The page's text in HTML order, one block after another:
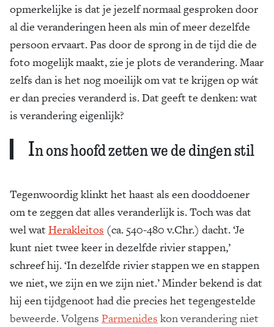
opmerkelijke is dat je jezelf normaal gesproken door
al die veranderingen heen als min of meer dezelfde
persoon ervaart. Pas door de sprong in de tijd die de
foto mogelijk maakt, zie je plots de verandering. Maar
zelfs dan is het nog moeilijk om vat te krijgen op wát
er dan precies veranderd is. Dat geeft te denken: wat
is verandering eigenlijk?
In ons hoofd zetten we de dingen stil
Tegenwoordig klinkt het haast als een dooddoener
om te zeggen dat alles veranderlijk is. Toch was dat
wel wat Hera­kleitos (ca. 540-480 v.Chr.) dacht. ‘Je
kunt niet twee keer in dezelfde rivier stappen,’
schreef hij. ‘In dezelfde rivier stappen we en stappen
we niet, we zijn en we zijn niet.’ Minder bekend is dat
hij een tijdgenoot had die precies het tegengestelde
beweerde. Volgens Parmenides kon verandering niet